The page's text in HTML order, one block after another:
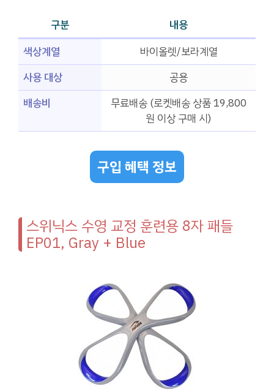
구분
내용
색상계열
바이올렛/보라계열
사용 대상
공용
배송비
무료배송 (로켓배송 상품 19,800
원 이상 구매 시)
구입 혜택 정보
스위닉스 수영 교정 훈련용 8자 패들
EP01, Gray + Blue